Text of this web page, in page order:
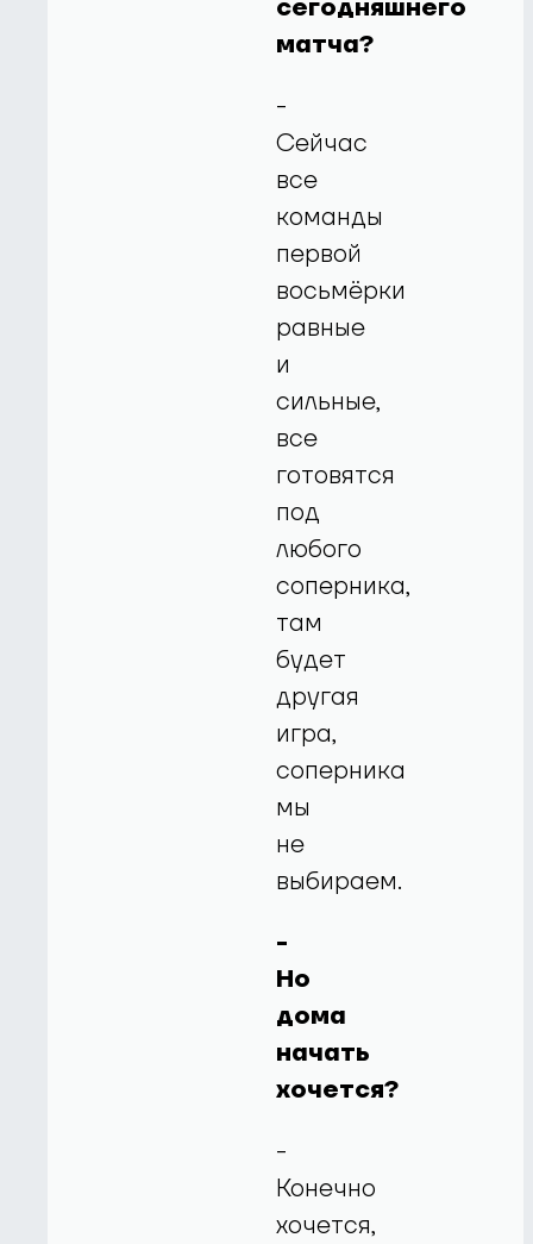
сегодняшнего
матча?
-
Сейчас
все
команды
первой
восьмёрки
равные
и
сильные,
все
готовятся
под
любого
соперника,
там
будет
другая
игра,
соперника
мы
не
выбираем.
-
Но
дома
начать
хочется?
-
Конечно
хочется,